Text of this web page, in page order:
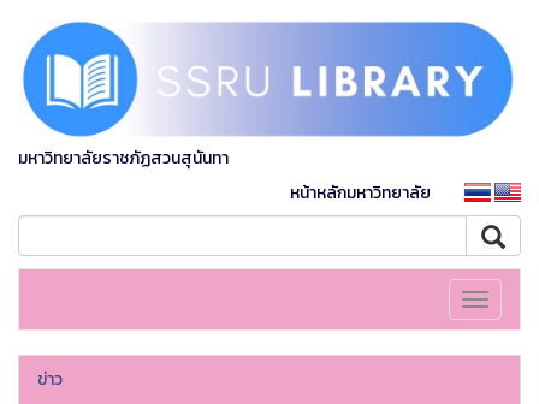
มหาวิทยาลัยราชภัฏสวนสุนันทา
หน้าหลักมหาวิทยาลัย
Toggle
ข่าว